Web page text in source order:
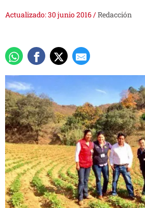
Actualizado: 30 junio 2016/Redacción